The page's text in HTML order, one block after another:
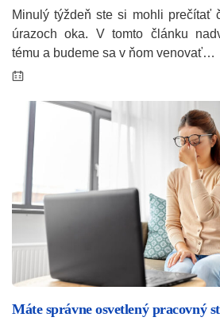
Minulý týždeň ste si mohli prečítať
úrazoch oka. V tomto článku
tému a budeme sa v ňom venovať…
Máte správne osvetlený pracovný